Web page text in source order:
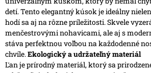
detí. Tento elegantný kúsok je ideálny
hodí sa aj na rôzne príležitosti. Skvele
menčestrovými nohavicami, ale aj s
stáva perfektnou voľbou na každodenné
chvíle.Ekologický a udržateľný materiál
Ľan je prírodný materiál, ktorý sa